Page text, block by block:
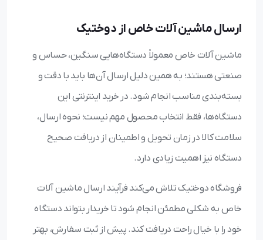
ارسال ماشین آلات خاص از دوختیک
ماشین آلات خاص معمولاً دستگاه‌هایی سنگین، حساس و
صنعتی هستند؛ به همین دلیل ارسال آن‌ها باید با دقت و
بسته‌بندی مناسب انجام شود. در خرید اینترنتی این
دستگاه‌ها، فقط انتخاب محصول مهم نیست؛ نحوه ارسال،
سلامت کالا در زمان تحویل و اطمینان از دریافت صحیح
دستگاه نیز اهمیت زیادی دارد.
فروشگاه دوختیک تلاش می‌کند فرآیند ارسال ماشین آلات
خاص به شکلی مطمئن انجام شود تا خریدار بتواند دستگاه
خود را با خیال راحت دریافت کند. پیش از ثبت سفارش، بهتر